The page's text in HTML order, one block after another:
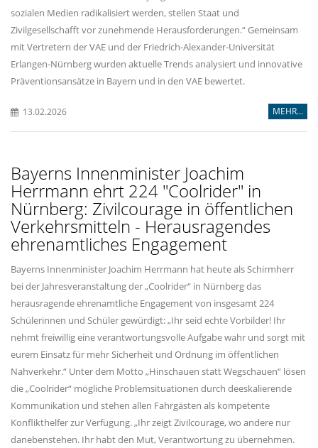
sozialen Medien radikalisiert werden, stellen Staat und
Zivilgesellschafft vor zunehmende Herausforderungen.“ Gemeinsam
mit Vertretern der VAE und der Friedrich-Alexander-Universität
Erlangen-Nürnberg wurden aktuelle Trends analysiert und innovative
Präventionsansätze in Bayern und in den VAE bewertet.
13.02.2026 MEHR...
Bayerns Innenminister Joachim
Herrmann ehrt 224 "Coolrider" in
Nürnberg: Zivilcourage in öffentlichen
Verkehrsmitteln - Herausragendes
ehrenamtliches Engagement
Bayerns Innenminister Joachim Herrmann hat heute als Schirmherr
bei der Jahresveranstaltung der „Coolrider“ in Nürnberg das
herausragende ehrenamtliche Engagement von insgesamt 224
Schülerinnen und Schüler gewürdigt: „Ihr seid echte Vorbilder! Ihr
nehmt freiwillig eine verantwortungsvolle Aufgabe wahr und sorgt mit
eurem Einsatz für mehr Sicherheit und Ordnung im öffentlichen
Nahverkehr.“ Unter dem Motto „Hinschauen statt Wegschauen“ lösen
die „Coolrider“ mögliche Problemsituationen durch deeskalierende
Kommunikation und stehen allen Fahrgästen als kompetente
Konflikthelfer zur Verfügung. „Ihr zeigt Zivilcourage, wo andere nur
danebenstehen. Ihr habt den Mut, Verantwortung zu übernehmen.